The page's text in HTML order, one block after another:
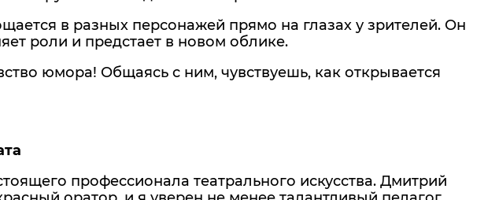
в разных персонажей прямо на глазах у зрителей. Он
роли и предстает в новом облике.
юмора! Общаясь с ним, чувствуешь, как открывается
профессионала театрального искусства. Дмитрий